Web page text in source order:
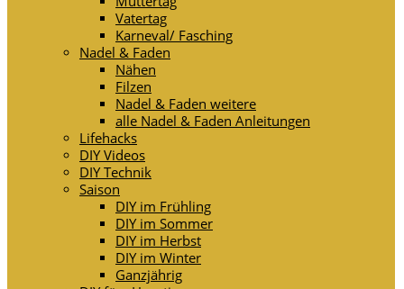
Vatertag
Karneval/ Fasching
Nadel & Faden
Nähen
Filzen
Nadel & Faden weitere
alle Nadel & Faden Anleitungen
Lifehacks
DIY Videos
DIY Technik
Saison
DIY im Frühling
DIY im Sommer
DIY im Herbst
DIY im Winter
Ganzjährig